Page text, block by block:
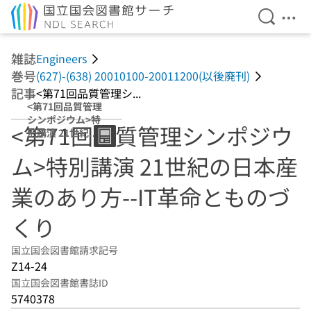
検索を
メ
雑誌Engineers
巻号(627)-(638) 20010100-20011200(以後廃刊)
記事<第71回品質管理シ...
<第71回品質管理
シンポジウム>特
別講演 21世紀の
日本産業のあり
方--IT革命ともの
づくり
<第71回品質管理シンポジウ
ム>特別講演 21世紀の日本産
業のあり方--IT革命とものづ
くり
国立国会図書館請求記号
Z14-24
国立国会図書館書誌ID
5740378